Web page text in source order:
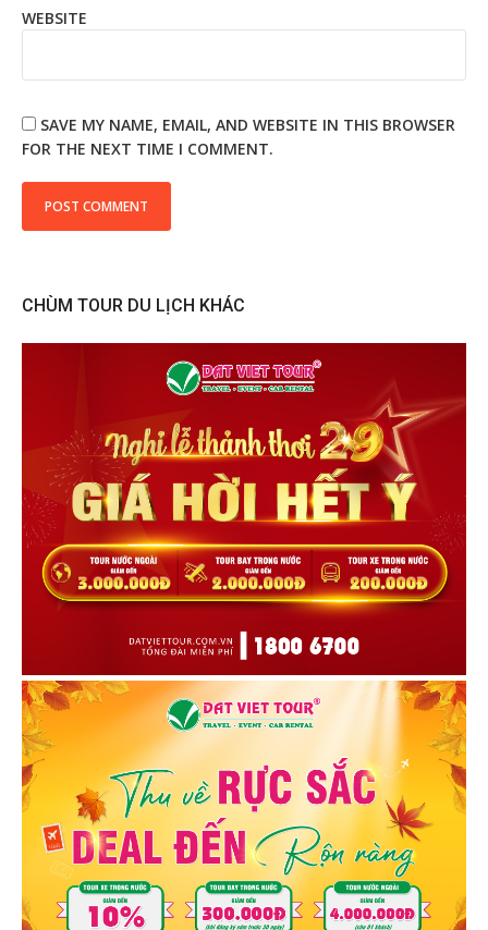
WEBSITE
SAVE MY NAME, EMAIL, AND WEBSITE IN THIS BROWSER
FOR THE NEXT TIME I COMMENT.
CHÙM TOUR DU LỊCH KHÁC